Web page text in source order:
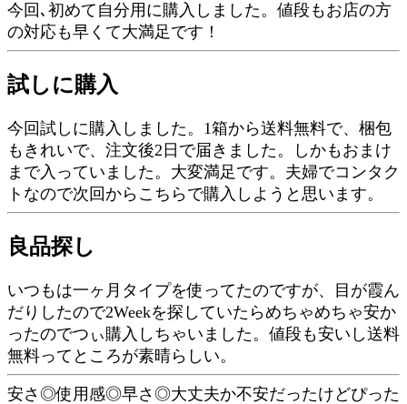
今回､初めて自分用に購入しました。値段もお店の方
の対応も早くて大満足です！
試しに購入
今回試しに購入しました。1箱から送料無料で、梱包
もきれいで、注文後2日で届きました。しかもおまけ
まで入っていました。大変満足です。夫婦でコンタク
トなので次回からこちらで購入しようと思います。
良品探し
いつもは一ヶ月タイプを使ってたのですが、目が霞ん
だりしたので2Weekを探していたらめちゃめちゃ安か
ったのでつぃ購入しちゃいました。値段も安いし送料
無料ってところが素晴らしい。
安さ◎使用感◎早さ◎大丈夫か不安だったけどぴった